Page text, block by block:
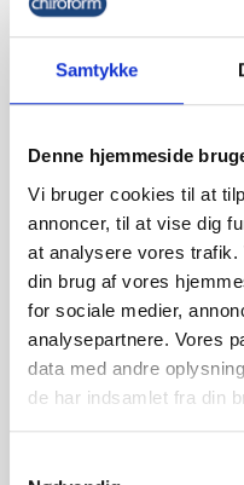
Samtykke
Denne hjemmeside
Vi bruger cookies til at
annoncer, til at vise dig
at analysere vores trafik.
din brug af vores
for sociale medier,
analysepartnere. Vores
data med andre
de har indsamlet fra din
Stationær Bobath
(kr. 5.996,00 ekskl. moms)